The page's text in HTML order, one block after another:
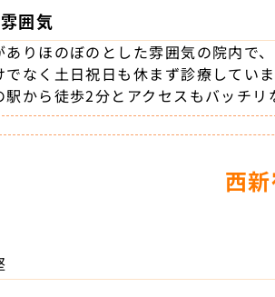
囲気
ありほのぼのとした雰囲気の院内で
でなく土日祝日も休まず診療してい
駅から徒歩2分とアクセスもバッチリ
西